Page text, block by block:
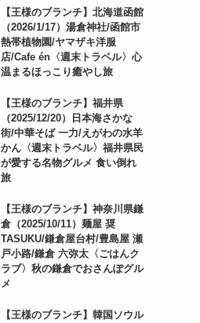
【王様のブランチ】北海道函館
（2026/1/17）湯倉神社/函館市
熱帯植物園/ヤマザキ洋服
店/Cafe én〈週末トラベル〉心
温まるほっこり癒やし旅
【王様のブランチ】福井県
（2025/12/20）日本海さかな
街/中華そば 一力/えがわの水羊
かん〈週末トラベル〉福井県民
が愛する名物グルメ 食い倒れ
旅
【王様のブランチ】神奈川県鎌
倉（2025/10/11）麺屋 奨
TASUKU/鎌倉屋台村/豊島屋 瀬
戸小路/鎌倉 六弥太〈ごはんク
ラブ〉秋の鎌倉でおさんぽグル
メ
【王様のブランチ】韓国ソウル